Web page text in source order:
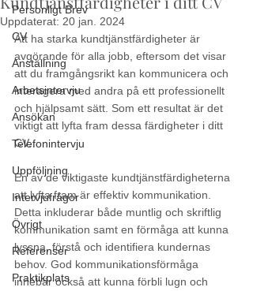
Personligt Brev
CV
Anställning
Arbetsintervju
Ansökan
Telefonintervju
Uppföljning
Intervjufrågor
Övrigt
Referenser
Praktikplats
Uppdaterat: 20 jan. 2024
Att ha starka kundtjänstfärdigheter är
avgörande för alla jobb, eftersom det visar
att du framgångsrikt kan kommunicera och
interagera med andra på ett professionellt
och hjälpsamt sätt. Som ett resultat är det
viktigt att lyfta fram dessa färdigheter i ditt
CV.
En av de viktigaste kundtjänstfärdigheterna
att lyfta fram är effektiv kommunikation.
Detta inkluderar både muntlig och skriftlig
kommunikation samt en förmåga att kunna
lyssna, förstå och identifiera kundernas
behov. God kommunikationsförmåga
innebär också att kunna förbli lugn och